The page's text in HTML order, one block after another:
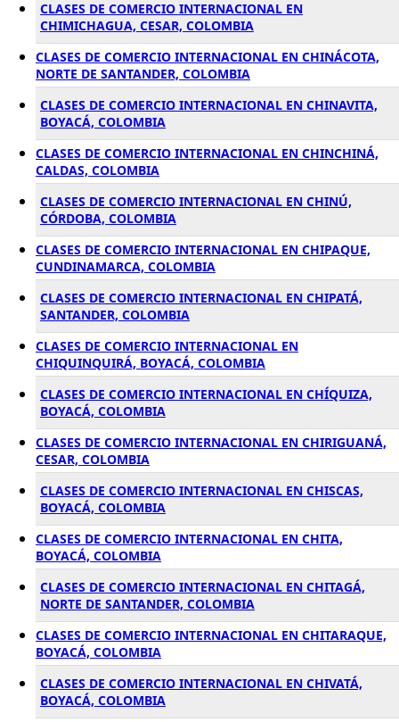
CLASES DE COMERCIO INTERNACIONAL EN
CHIMICHAGUA, CESAR, COLOMBIA
CLASES DE COMERCIO INTERNACIONAL EN CHINÁCOTA,
NORTE DE SANTANDER, COLOMBIA
CLASES DE COMERCIO INTERNACIONAL EN CHINAVITA,
BOYACÁ, COLOMBIA
CLASES DE COMERCIO INTERNACIONAL EN CHINCHINÁ,
CALDAS, COLOMBIA
CLASES DE COMERCIO INTERNACIONAL EN CHINÚ,
CÓRDOBA, COLOMBIA
CLASES DE COMERCIO INTERNACIONAL EN CHIPAQUE,
CUNDINAMARCA, COLOMBIA
CLASES DE COMERCIO INTERNACIONAL EN CHIPATÁ,
SANTANDER, COLOMBIA
CLASES DE COMERCIO INTERNACIONAL EN
CHIQUINQUIRÁ, BOYACÁ, COLOMBIA
CLASES DE COMERCIO INTERNACIONAL EN CHÍQUIZA,
BOYACÁ, COLOMBIA
CLASES DE COMERCIO INTERNACIONAL EN CHIRIGUANÁ,
CESAR, COLOMBIA
CLASES DE COMERCIO INTERNACIONAL EN CHISCAS,
BOYACÁ, COLOMBIA
CLASES DE COMERCIO INTERNACIONAL EN CHITA,
BOYACÁ, COLOMBIA
CLASES DE COMERCIO INTERNACIONAL EN CHITAGÁ,
NORTE DE SANTANDER, COLOMBIA
CLASES DE COMERCIO INTERNACIONAL EN CHITARAQUE,
BOYACÁ, COLOMBIA
CLASES DE COMERCIO INTERNACIONAL EN CHIVATÁ,
BOYACÁ, COLOMBIA